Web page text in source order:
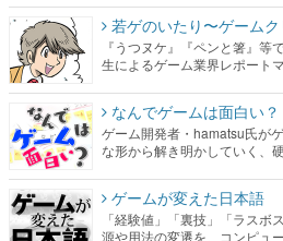
若ゲのいたり〜ゲーム
『うつヌケ』『ペンと箸』等
生によるゲーム業界レポートマ
なんでゲームは面白い？
ゲーム開発者・hamatsu氏が
な形から解き明かしていく、
ゲームが変えた日本語
「経験値」「裏技」「ラス
源や用法の変遷を、コンピュ